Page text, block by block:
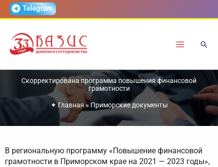
ПерейтиTelegram
Скорректирована программа повышения финансовой
грамотности
✦ Главная» Приморские документы
В региональную программу «Повышение финансовой
грамотности в Приморском крае на 2021 — 2023 годы»,